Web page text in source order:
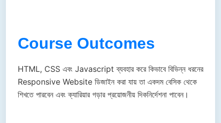
Course Outcomes
HTML, CSS এবং Javascript ব্যবহার করে কিভাবে বিভিন্ন ধরনের
Responsive Website ডিজাইন করা যায় তা একদম বেসিক থেকে
শিখতে পারবেন এবং ক্যারিয়ার গড়ার প্রয়োজনীয় দিকনির্দেশনা পাবেন।